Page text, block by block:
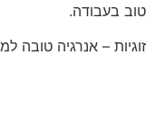
טוב בעבודה.
זוגיות – אנרגיה טובה